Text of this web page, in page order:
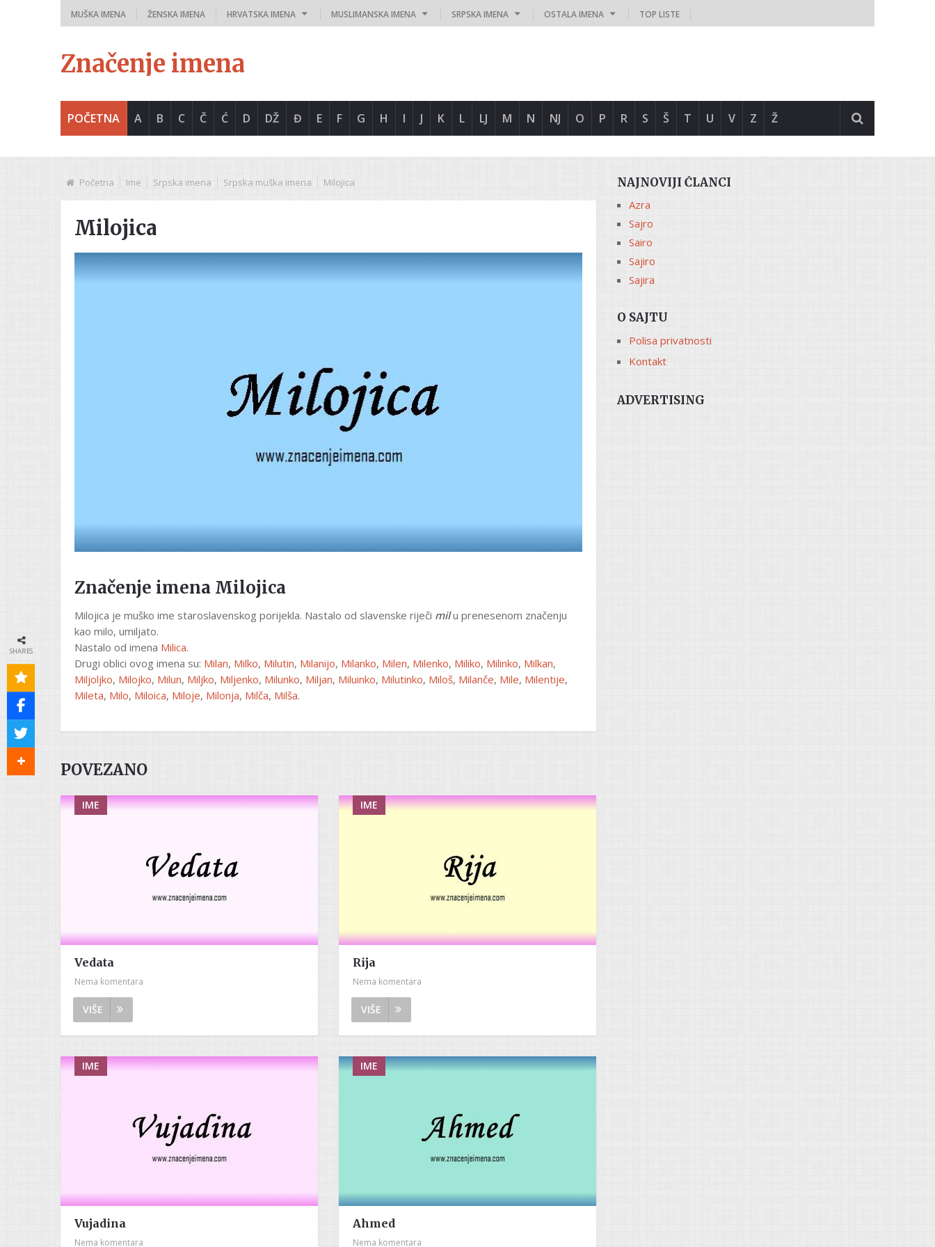
MUŠKA IMENA ŽENSKA IMENA HRVATSKA IMENA MUSLIMANSKA IMENA SRPSKA IMENA OSTALA IMENA TOP LISTE
Značenje imena
POČETNA A B C Č Ć D DŽ Đ E F G H I J K L LJ M N NJ O P R S Š T U V Z Ž
Početna Ime Srpska imena Srpska muška imena Milojica
Milojica
Značenje imena Milojica
Milojica je muško ime staroslavenskog porijekla. Nastalo od slavenske riječi milu prenesenom značenju
kao milo, umiljato.
Nastalo od imena Milica.
Drugi oblici ovog imena su: Milan, Milko, Milutin, Milanijo, Milanko, Milen, Milenko, Miliko, Milinko, Milkan,
Miljoljko, Milojko, Milun, Miljko, Miljenko, Milunko, Miljan, Miluinko, Milutinko, Miloš, Milanče, Mile, Milentije,
Mileta, Milo, Miloica, Miloje, Milonja, Milča, Milša.
POVEZANO
IME
Vedata
Nema komentara
VIŠE
IME
Rija
Nema komentara
VIŠE
IME
Vujadina
Nema komentara
IME
Ahmed
Nema komentara
NAJNOVIJI ČLANCI
Azra
Sajro
Sairo
Sajiro
Sajira
O SAJTU
Polisa privatnosti
Kontakt
ADVERTISING
SHARES